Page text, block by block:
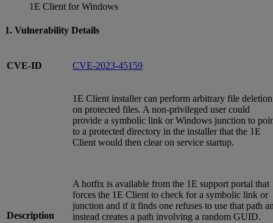
1E Client for Windows
1. Vulnerability Details
CVE-ID CVE-2023-45159
Description
1E Client installer can perform arbitrary file deletion
on protected files. A non-privileged user could
provide a symbolic link or Windows junction to
to a protected directory in the installer that the 1E
Client would then clear on service startup.
A hotfix is available from the 1E support portal that
forces the 1E Client to check for a symbolic link or
junction and if it finds one refuses to use that path
instead creates a path involving a random GUID.